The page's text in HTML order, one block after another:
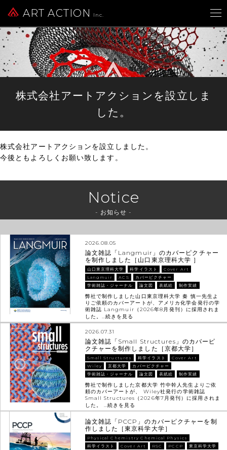
ART ACTION Inc.
株式会社アートアクションを設立しま
した。
株式会社アートアクションを設立しました。
今後ともよろしくお願い致します。
Notice
- お知らせ -
2026.08.05
論文雑誌「Langmuir」のカバーピクチャー
を制作しました［山口東京理科大学 ］
山口東京理科大学 科学イラスト
Cover Art
Langmuir
ACS
カバーピクチャー
学術雑誌・ジャーナル
論文図 表紙絵 制作実績
弊社で制作しました山口東京理科大学 秦 慎一先生よ
りご依頼のカバーアートが、アメリカ化学会発行の学
術雑誌 Langmuir（2026年8月発刊）に採用されま
した。…続きを見る
2026.07.31
論文雑誌「Small Structures」のカバーピ
クチャーを制作しました［京都大学］
Small Structures 科学イラスト
Cover Art
Wiley
京都大学
カバーピクチャー
学術雑誌・ジャーナル
論文図 表紙絵 制作実績
弊社で制作しました京都大学 竹中幹人先生よりご依
頼のカバーアートが、 Wiley社発行の学術雑誌
Small Structures（2026年7月発刊）に採用されま
した。 …続きを見る
論文雑誌「PCCP」のカバーピクチャーを制
作しました［東京科学大学］
Physical Chemistry Chemical Physics
科学イラスト
Cover Art RSC PCCP
東京科学大学